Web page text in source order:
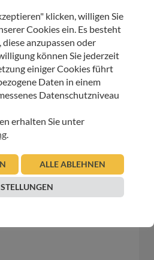
KATEGORIE
Suizid: Die
ÖSTERREICH und der
(OPG)
Beitrag lesen
klicken, willigen Sie
Cookies ein. Es besteht
anzupassen oder
können Sie jederzeit
einiger Cookies führt
Daten in einem
Datenschutzniveau
erhalten Sie unter
ALLE ABLEHNEN